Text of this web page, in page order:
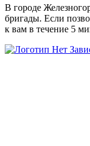
В городе
бригады. Если
к вам в течение 5